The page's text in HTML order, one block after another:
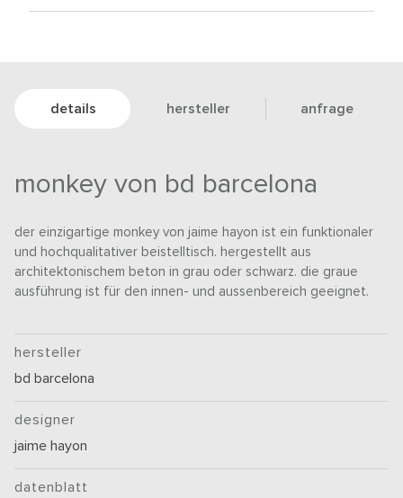
details hersteller anfrage
monkey von bd barcelona
der einzigartige monkey von jaime hayon ist ein funktionaler
und hochqualitativer beistelltisch. hergestellt aus
architektonischem beton in grau oder schwarz. die graue
ausführung ist für den innen- und aussenbereich geeignet.
hersteller
bd barcelona
designer
jaime hayon
datenblatt